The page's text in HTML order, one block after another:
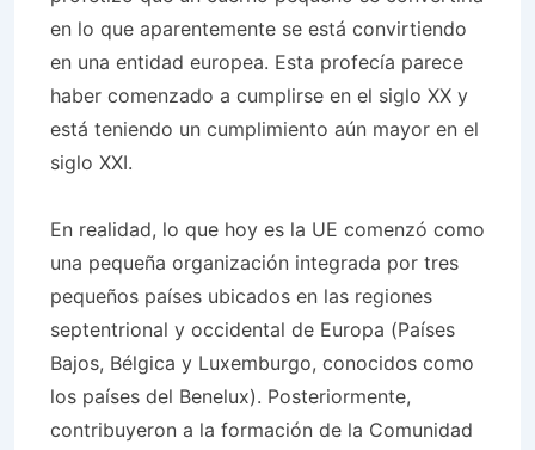
en lo que aparentemente se está convirtiendo
en una entidad europea. Esta profecía parece
haber comenzado a cumplirse en el siglo XX y
está teniendo un cumplimiento aún mayor en el
siglo XXI.
En realidad, lo que hoy es la UE comenzó como
una pequeña organización integrada por tres
pequeños países ubicados en las regiones
septentrional y occidental de Europa (Países
Bajos, Bélgica y Luxemburgo, conocidos como
los países del Benelux). Posteriormente,
contribuyeron a la formación de la Comunidad